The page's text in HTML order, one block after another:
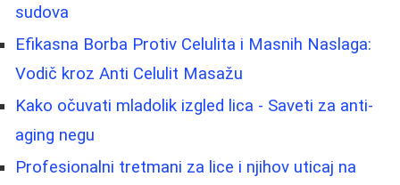
sudova
Efikasna Borba Protiv Celulita i Masnih Naslaga:
Vodič kroz Anti Celulit Masažu
Kako očuvati mladolik izgled lica - Saveti za anti-
aging negu
Profesionalni tretmani za lice i njihov uticaj na